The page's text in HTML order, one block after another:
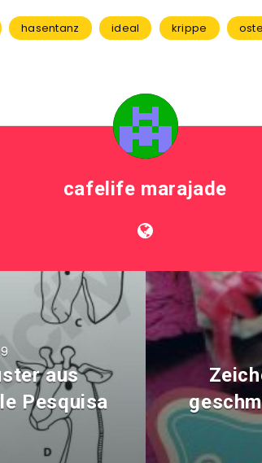
hasentanz ideal krippe
cafelife marajade
aus
Pesquisa